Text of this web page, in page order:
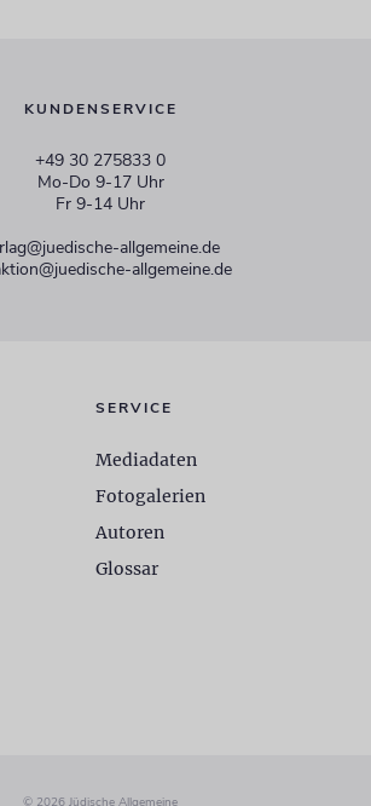
KUNDENSERVICE
+49 30 275833 0
Mo-Do 9-17 Uhr
Fr 9-14 Uhr
allgemeine.de
allgemeine.de
SERVICE
Mediadaten
Fotogalerien
Autoren
Glossar
© 2026 Jüdische Allgemeine